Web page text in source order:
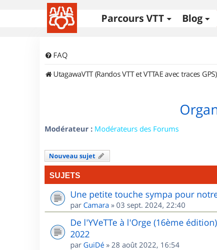
Parcours VTT Blog
FAQ
UtagawaVTT (Randos VTT et VTTAE avec traces GPS)
Modérateur : Modérateurs des Forums
Nouveau sujet
SUJETS
Une petite touche sympa pour
par Camara » 03 sept. 2024, 22:40
De l'YVeTTe à l'Orge (16ème
2022
par GuiDé » 28 août 2022, 16:54